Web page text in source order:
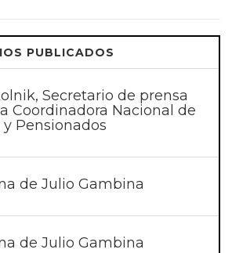
PUBLICADOS
Secretario de prensa
Coordinadora Nacional de
Pensionados
de Julio Gambina
de Julio Gambina